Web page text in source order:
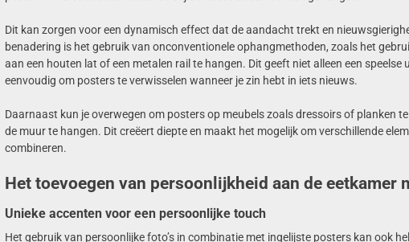
Dit kan zorgen voor een dynamisch effect dat de aandacht trekt en
benadering is het gebruik van onconventionele ophangmethoden, zoals het
aan een houten lat of een metalen rail te hangen. Dit geeft niet alleen een
eenvoudig om posters te verwisselen wanneer je zin hebt in iets nieuws.
Daarnaast kun je overwegen om posters op meubels zoals dressoirs of planken
de muur te hangen. Dit creëert diepte en maakt het mogelijk om verschillende
combineren.
Het toevoegen van persoonlijkheid aan de eetkamer
Unieke accenten voor een persoonlijke touch
Het gebruik van persoonlijke foto’s in combinatie met ingelijste posters kan ook